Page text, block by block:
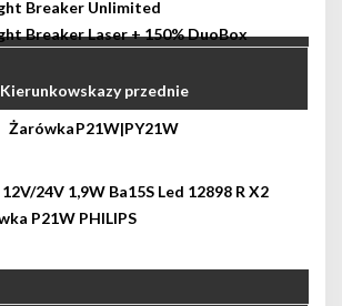
Kierunkowskazy przednie
P21W|PY21W